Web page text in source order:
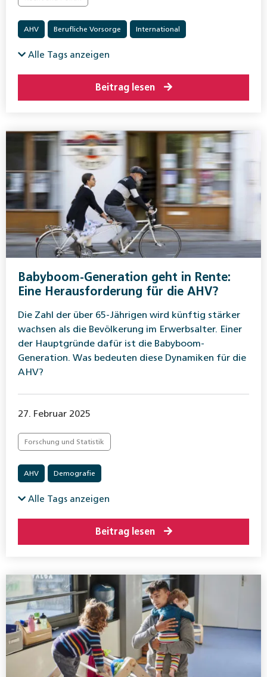
AHV Berufliche Vorsorge International
Invalidenversicherung
Alle Tags anzeigen
Beitrag lesen
Babyboom-Generation geht in Rente:
Eine Herausforderung für die AHV?
Die Zahl der über 65-Jährigen wird künftig stärker
wachsen als die Bevölkerung im Erwerbsalter. Einer
der Hauptgründe dafür ist die Babyboom-
Generation. Was bedeuten diese Dynamiken für die
AHV?
27. Februar 2025
Forschung und Statistik
AHV Demografie
Alle Tags anzeigen
Beitrag lesen